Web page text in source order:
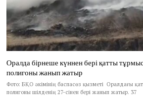
Оралда бірнеше күннен бері қатты
полигоны жанып жатыр
Фото: БҚО әкімінің баспасөз қызметі Оралдағы
полигоны шілденің 27-сінен бері жанып жатыр. 37